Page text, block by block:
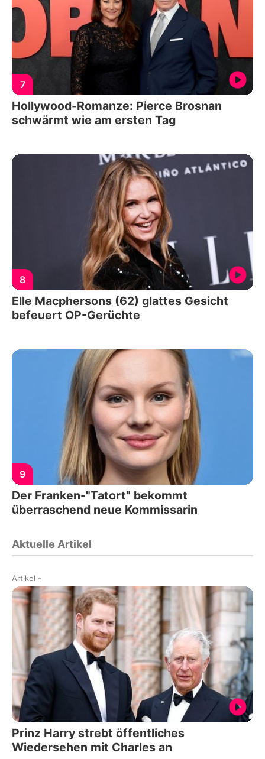
7
Hollywood-Romanze: Pierce Brosnan
schwärmt wie am ersten Tag
8
Elle Macphersons (62) glattes Gesicht
befeuert OP-Gerüchte
9
Der Franken-"Tatort" bekommt
überraschend neue Kommissarin
Aktuelle Artikel
Artikel -
Prinz Harry strebt öffentliches
Wiedersehen mit Charles an